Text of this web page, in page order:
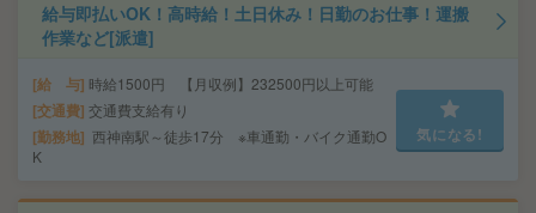
給与即払いOK！高時給！土日休み！日勤のお仕事！運搬
作業など[派遣]
給 与 時給1500円 【月収例】232500円以上可能
交通費 交通費支給有り
勤務地 西神南駅～徒歩17分 ※車通勤・バイク通勤O
K
気になる!